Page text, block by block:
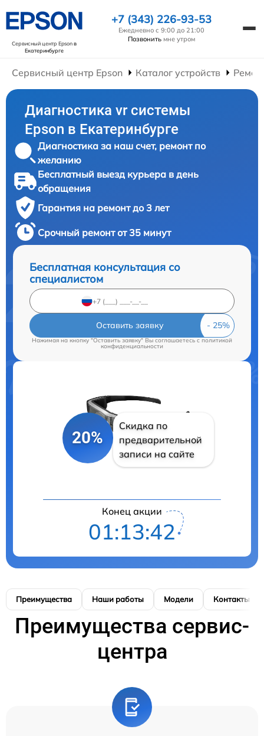
Сервисный центр Epsonв
Екатеринбурге
+7 (343) 226-93-53
Ежедневно с 9:00 до 21:00
Позвонить мне утром
Сервисный центр Epson Каталог устройств
Диагностика vr системы
Epson в Екатеринбурге
Диагностика за наш счет, ремонт по
желанию
Бесплатный выезд курьера в день
обращения
Гарантия на ремонт до 3 лет
Срочный ремонт от 35 минут
Бесплатная консультация со
специалистом
Оставить заявку
Нажимая на кнопку "Оставить заявку" Вы соглашаетесь cполитикой
конфиденциальности
20%
Скидка по
предварительной
записи на сайте
Конец акции
01:13:42
Преимущества Наши работы Модели Контакты
Преимущества сервис-
центра